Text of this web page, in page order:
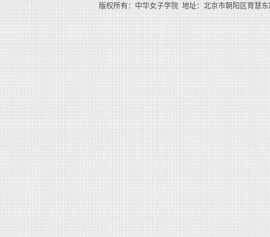
版权所有：中华女子学院 地址：北京市朝阳区育慧